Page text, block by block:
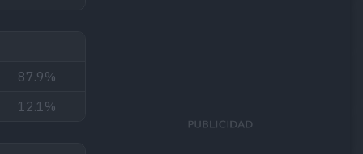
87.9%
12.1%